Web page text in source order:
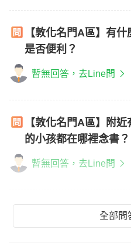
【敦化名門A區】有
是否便利？
暫無回答，去Line問
【敦化名門A區】附
的小孩都在哪裡念書？
暫無回答，去Line問
全部問